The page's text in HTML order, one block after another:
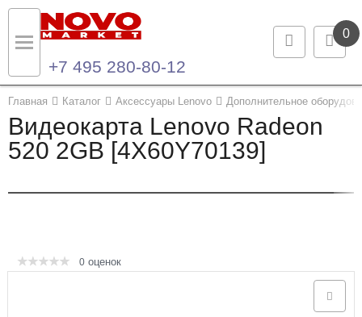
0
+7 495 280-80-12
Главная Каталог Аксессуары Lenovo Дополнительное
Видеокарта Lenovo Radeon
520 2GB [4X60Y70139]
0 оценок
Назад
Каталог продукции
Назад
Контакты